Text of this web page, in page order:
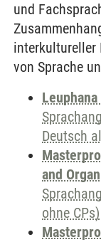
und
interkultureller
von Sprache
Deutsch
and
ohne CPs)